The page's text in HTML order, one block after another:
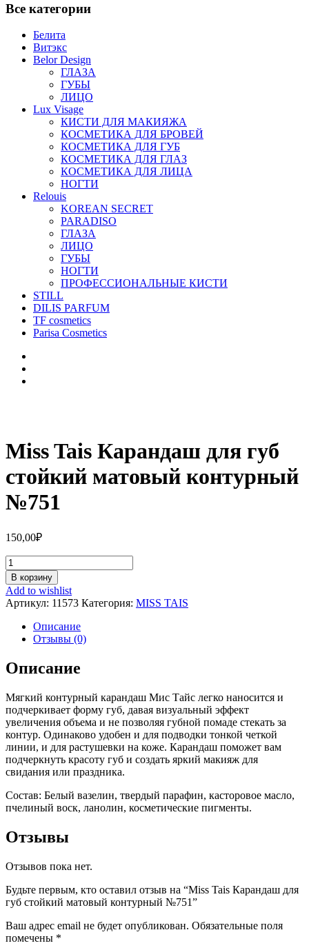
Все категории
Белита
Витэкс
Belor Design
ГЛАЗА
ГУБЫ
ЛИЦО
Lux Visage
КИСТИ ДЛЯ МАКИЯЖА
КОСМЕТИКА ДЛЯ БРОВЕЙ
КОСМЕТИКА ДЛЯ ГУБ
КОСМЕТИКА ДЛЯ ГЛАЗ
КОСМЕТИКА ДЛЯ ЛИЦА
НОГТИ
Relouis
KOREAN SECRET
PARADISO
ГЛАЗА
ЛИЦО
ГУБЫ
НОГТИ
ПРОФЕССИОНАЛЬНЫЕ КИСТИ
STILL
DILIS PARFUM
TF cosmetics
Parisa Cosmetics
Miss Tais Карандаш для губ
стойкий матовый контурный
№751
150,00₽
Количество
Miss
Tais
Карандаш
для
стойкий
матовый
контурный
№751
В корзину
Add to wishlist
Артикул: 11573 Категория: MISS TAIS
Описание
Отзывы (0)
Описание
Мягкий контурный карандаш Мис Тайс легко наносится и
подчеркивает форму губ, давая визуальный эффект
увеличения объема и не позволяя губной помаде стекать за
контур. Одинаково удобен и для подводки тонкой четкой
линии, и для растушевки на коже. Карандаш поможет вам
подчеркнуть красоту губ и создать яркий макияж для
свидания или праздника.
Состав: Белый вазелин, твердый парафин, касторовое масло,
пчелиный воск, ланолин, косметические пигменты.
Отзывы
Отзывов пока нет.
Будьте первым, кто оставил отзыв на “Miss Tais Карандаш для
губ стойкий матовый контурный №751”
Ваш адрес email не будет опубликован. Обязательные поля
помечены *